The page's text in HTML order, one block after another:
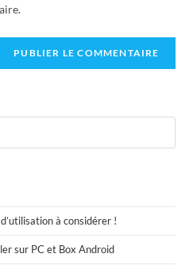
à considérer !
sur PC et Box Android